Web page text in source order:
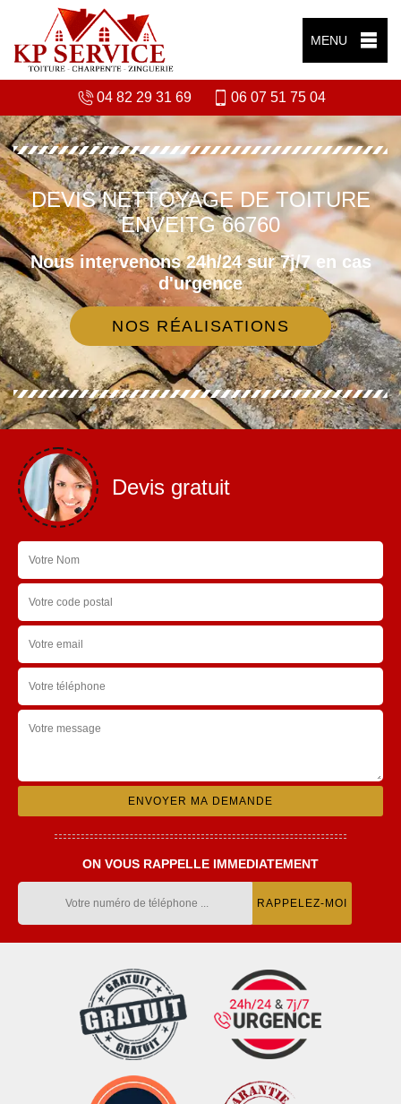
MENU
04 82 29 31 69 06 07 51 75 04
DEVIS NETTOYAGE DE TOITURE
ENVEITG 66760
Nous intervenons 24h/24 sur 7j/7 en cas
d'urgence
NOS RÉALISATIONS
Devis gratuit
ON VOUS RAPPELLE IMMEDIATEMENT